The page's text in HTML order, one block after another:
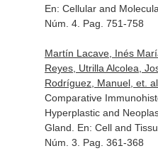
En: Cellular and
Núm. 4. Pag. 751-758
Martín Lacave, Inés
Reyes, Utrilla Alcolea,
Rodríguez, Manuel, et.
Comparative
Hyperplastic and
Gland. En: Cell and
Núm. 3. Pag. 361-368